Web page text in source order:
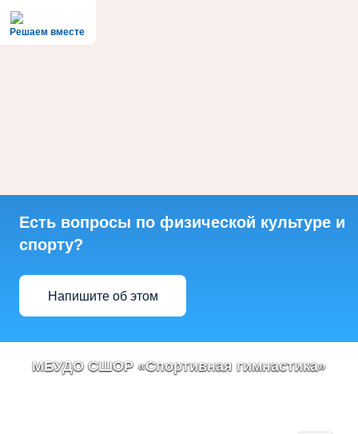
Решаем вместе
Есть вопросы по физической культуре и
спорту?
Напишите об этом
МБУДО СШОР «Спортивная гимнастика»